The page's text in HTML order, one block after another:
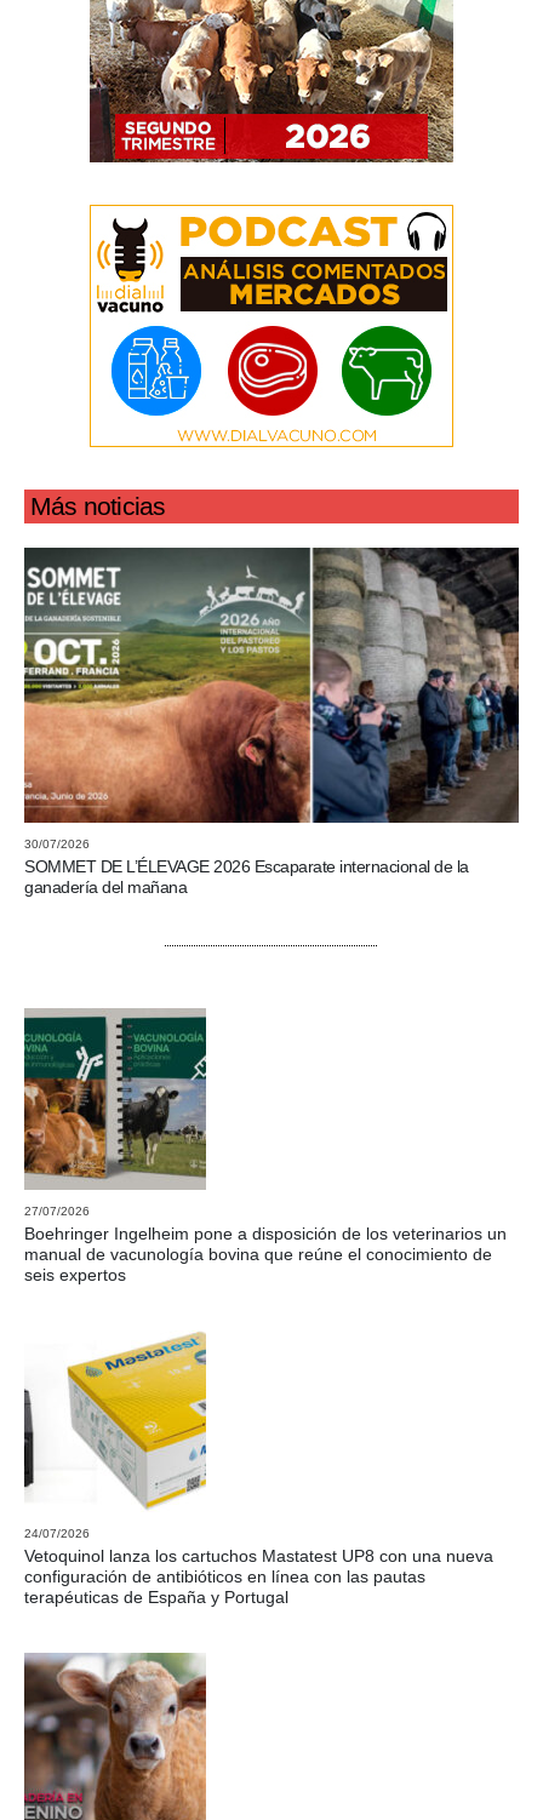
Más noticias
30/07/2026
SOMMET DE L’ÉLEVAGE 2026 Escaparate internacional de la
ganadería del mañana
27/07/2026
Boehringer Ingelheim pone a disposición de los veterinarios un
manual de vacunología bovina que reúne el conocimiento de
seis expertos
24/07/2026
Vetoquinol lanza los cartuchos Mastatest UP8 con una nueva
configuración de antibióticos en línea con las pautas
terapéuticas de España y Portugal